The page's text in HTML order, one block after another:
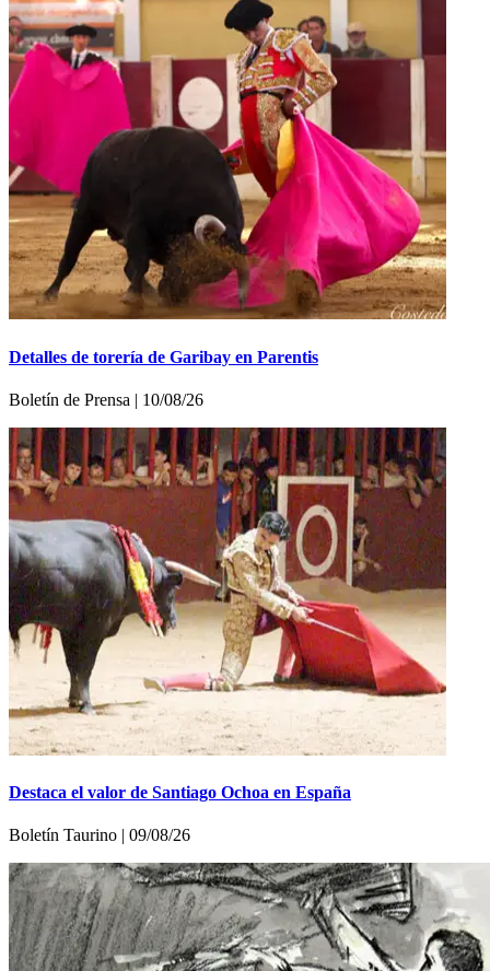
Detalles de torería de Garibay en Parentis
Boletí­n de Prensa | 10/08/26
Destaca el valor de Santiago Ochoa en España
Boletí­n Taurino | 09/08/26